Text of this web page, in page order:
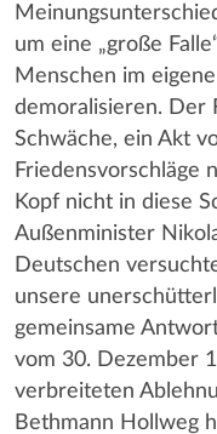
um eine „große
Menschen im
demoralisieren. Der
Schwäche, ein Akt
Friedensvorschläge
Kopf nicht in diese
Außenminister
Deutschen
unsere
gemeinsame
vom 30. Dezember
verbreiteten
Bethmann Hollweg